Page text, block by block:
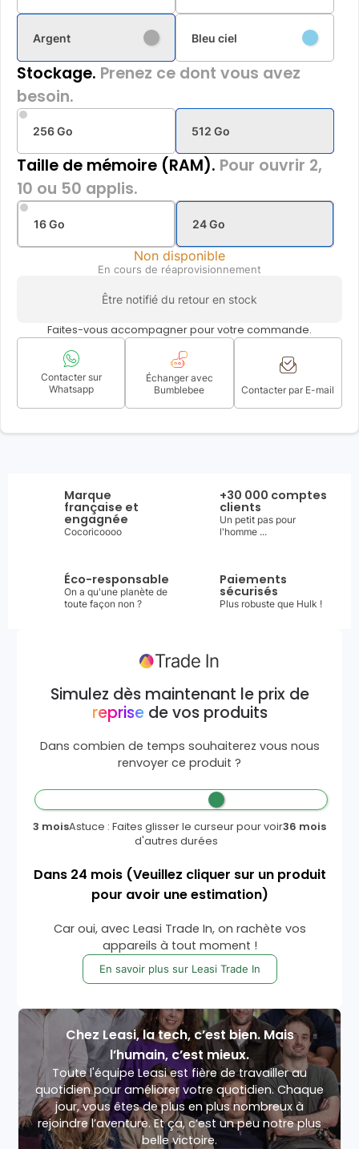
Argent Bleu ciel
Stockage. Prenez ce dont vous avez
besoin.
256 Go 512 Go
Taille de mémoire (RAM). Pour ouvrir 2,
10 ou 50 applis.
16 Go 24 Go
Non disponible
En cours de réaprovisionnement
Être notifié du retour en stock
Faites-vous accompagner pour votre commande.
Contacter sur
Whatsapp
Échanger avec
Bumblebee
Contacter par E-mail
Marque
française et
engagnée
Cocoricoooo
+30 000 comptes
clients
Un petit pas pour
l'homme ...
Éco-responsable
On a qu'une planète de
toute façon non ?
Paiements
sécurisés
Plus robuste que Hulk !
Simulez dès maintenant le prix de
reprisede vos produits
Dans combien de temps souhaiterez vous nous
renvoyer ce produit ?
3 moisAstuce : Faites glisser le curseur pour voir
d'autres durées
36 mois
Dans 24 mois (Veuillez cliquer sur un produit
pour avoir une estimation)
Car oui, avec Leasi Trade In, on rachète vos
appareils à tout moment !
En savoir plus sur Leasi Trade In
Chez Leasi, la tech, c’est bien. Mais
l’humain, c’est mieux.
Toute l'équipe Leasi est fière de travailler au
quotidien pour améliorer votre quotidien. Chaque
jour, vous êtes de plus en plus nombreux à
rejoindre l’aventure. Et ça, c’est un peu notre plus
belle victoire.